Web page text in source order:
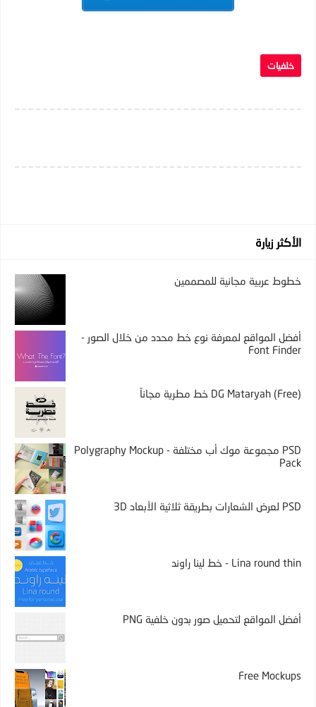
خلفيات
الأكثر زيارة
خطوط عربية مجانية للمصممين
أفضل المواقع لمعرفة نوع خط محدد من خلال الصور -
Font Finder
DG Mataryah (Free) خط مطرية مجاناً
PSD مجموعة موك أب مختلفة - Polygraphy Mockup
Pack
PSD لعرض الشعارات بطريقة ثلاثية الأبعاد 3D
Lina round thin - خط لينا راوند
أفضل المواقع لتحميل صور بدون خلفية PNG
Free Mockups